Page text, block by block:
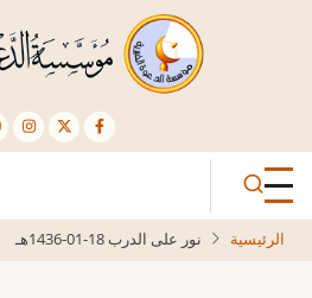
الرئيسية نور على الدرب 18-01-1436هـ